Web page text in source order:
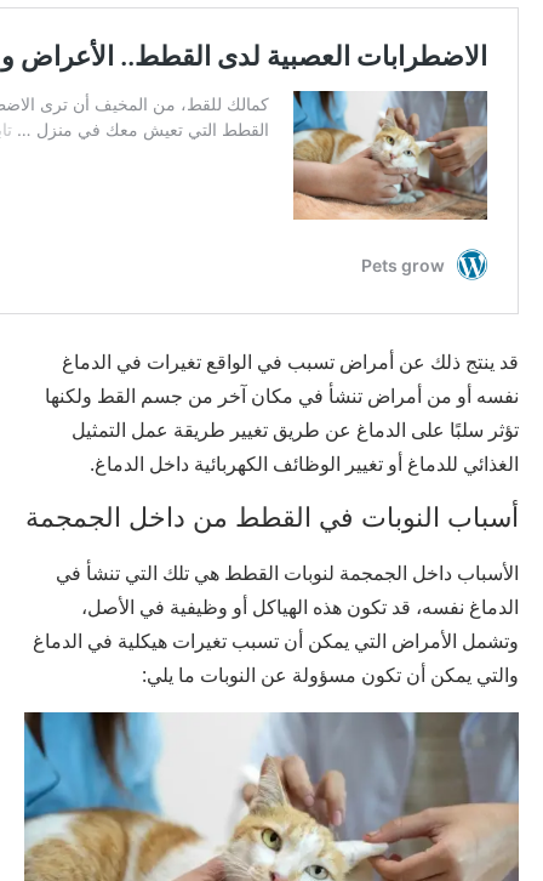
قد ينتج ذلك عن أمراض تسبب في الواقع تغيرات في الدماغ
نفسه أو من أمراض تنشأ في مكان آخر من جسم القط ولكنها
تؤثر سلبًا على الدماغ عن طريق تغيير طريقة عمل التمثيل
الغذائي للدماغ أو تغيير الوظائف الكهربائية داخل الدماغ.
أسباب النوبات في القطط من داخل الجمجمة
الأسباب داخل الجمجمة لنوبات القطط هي تلك التي تنشأ في
الدماغ نفسه، قد تكون هذه الهياكل أو وظيفية في الأصل،
وتشمل الأمراض التي يمكن أن تسبب تغيرات هيكلية في الدماغ
والتي يمكن أن تكون مسؤولة عن النوبات ما يلي: